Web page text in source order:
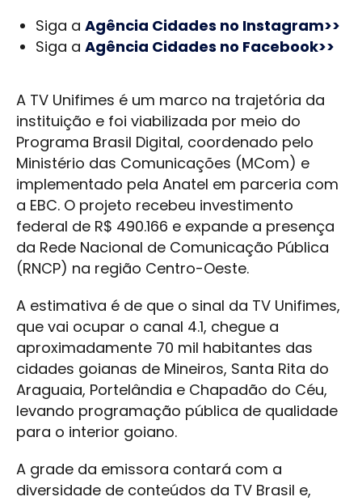
Siga a Agência Cidades no Instagram>>
Siga a Agência Cidades no Facebook>>
A TV Unifimes é um marco na trajetória da
instituição e foi viabilizada por meio do
Programa Brasil Digital, coordenado pelo
Ministério das Comunicações (MCom) e
implementado pela Anatel em parceria com
a EBC. O projeto recebeu investimento
federal de R$ 490.166 e expande a presença
da Rede Nacional de Comunicação Pública
(RNCP) na região Centro-Oeste.
A estimativa é de que o sinal da TV Unifimes,
que vai ocupar o canal 4.1, chegue a
aproximadamente 70 mil habitantes das
cidades goianas de Mineiros, Santa Rita do
Araguaia, Portelândia e Chapadão do Céu,
levando programação pública de qualidade
para o interior goiano.
A grade da emissora contará com a
diversidade de conteúdos da TV Brasil e,